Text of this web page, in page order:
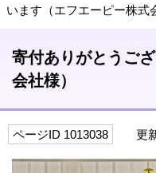
います（エフエーピー株式
寄付ありがとうご
会社様）
ページID 1013038 更新